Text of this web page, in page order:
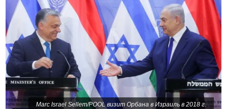
Marc Israel Sellem/POOL визит Орбана в Израиль в 2018 г.